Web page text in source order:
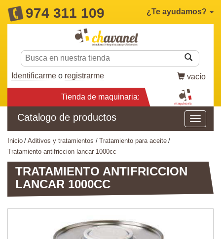
974 311 109 ¿Te ayudamos?
Identificarme o registrarme vacío
Tienda de maquinaria:
Catalogo de productos
inicio aditivos y tratamientos
tratamiento para aceite
tratamiento antifriccion lancar 1000cc
TRATAMIENTO ANTIFRICCION
LANCAR 1000CC